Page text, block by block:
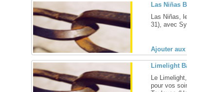
Las Niñas Bar –
Las Niñas, le bar des
31), avec Sylvie et son
Ajouter aux favoris
Limelight Bar,
Le Limelight, votre
pour vos soirées en